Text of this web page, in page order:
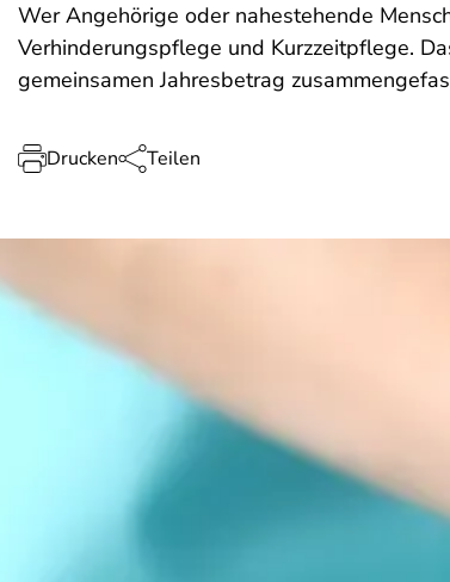
Wer Angehörige oder nahestehende
Verhinderungspflege und Kurzzeitpflege.
gemeinsamen Jahresbetrag
Drucken Teilen